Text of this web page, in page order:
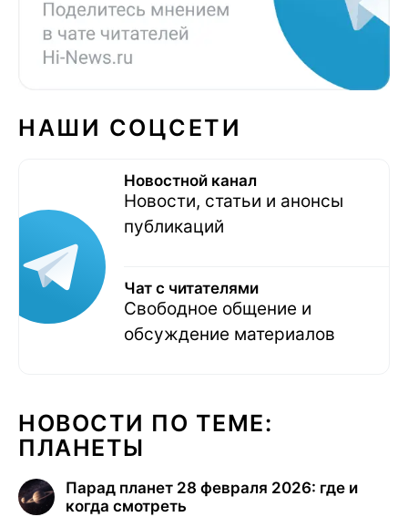
НАШИ СОЦСЕТИ
Новостной канал
Новости, статьи и анонсы
публикаций
Чат с читателями
Свободное общение и
обсуждение материалов
НОВОСТИ ПО ТЕМЕ:
ПЛАНЕТЫ
Парад планет 28 февраля 2026: где и
когда смотреть